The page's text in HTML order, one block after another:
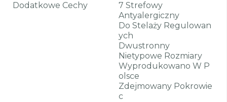
Dodatkowe Cechy
7 Strefowy
Antyalergiczny
Do Stelaży Regulowan
Ych
Dwustronny
Nietypowe Rozmiary
Wyprodukowano W P
Olsce
Zdejmowany Pokrowie
C